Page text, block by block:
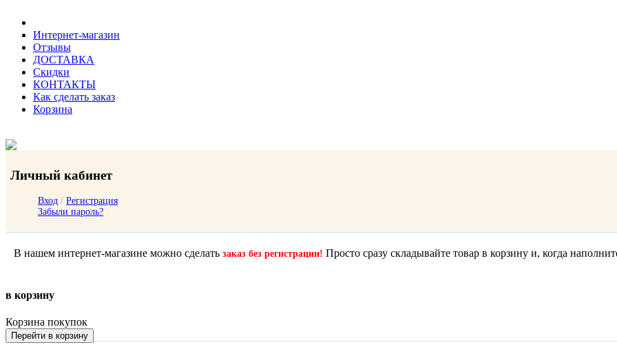
Интернет-магазин
Отзывы
ДОСТАВКА
Скидки
КОНТАКТЫ
Как сделать заказ
Корзина
Личный кабинет
Вход / Регистрация
Забыли пароль?
В нашем интернет-магазине можно сделать заказ без регистрации! Просто сразу складывайте товар в корзину и, когда
в корзину
Корзина покупок
Перейти в корзину